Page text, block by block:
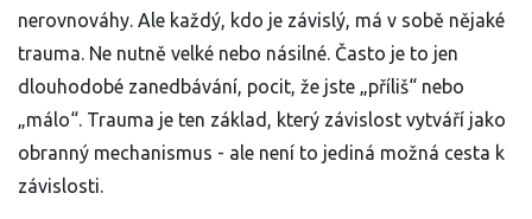
nerovnováhy. Ale každý, kdo je závislý, má v sobě nějaké
trauma. Ne nutně velké nebo násilné. Často je to jen
dlouhodobé zanedbávání, pocit, že jste „příliš“ nebo
„málo“. Trauma je ten základ, který závislost vytváří jako
obranný mechanismus - ale není to jediná možná cesta k
závislosti.